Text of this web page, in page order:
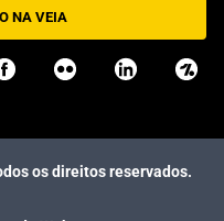
NA VEIA
os direitos reservados.